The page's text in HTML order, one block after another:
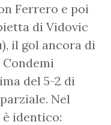
Ferrero e poi
di Vidovic
il gol ancora di
del 5-2 di
Nel
identico: